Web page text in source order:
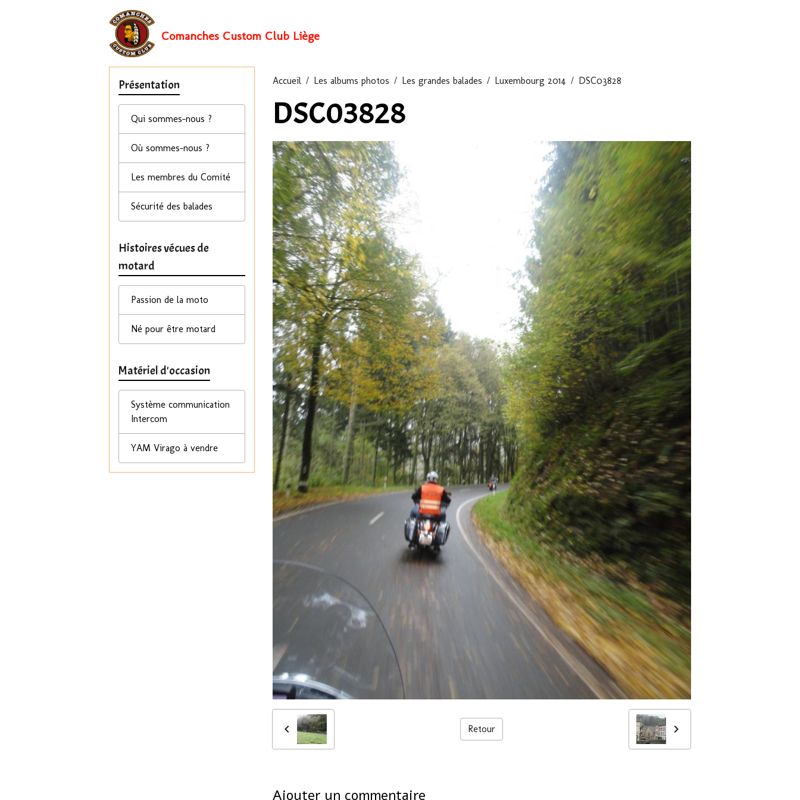
Comanches Custom Club Liège
Accueil Les albums photos Les grandes balades Luxembourg 2014 DSC03828
DSC03828
Retour
Ajouter un commentaire
Présentation
Qui sommes-nous ?
Où sommes-nous ?
Les membres du Comité
Sécurité des balades
Histoires vécues de
motard
Passion de la moto
Né pour être motard
Matériel d'occasion
Système communication
Intercom
YAM Virago à vendre